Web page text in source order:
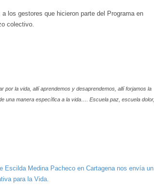
los gestores que hicieron parte del Programa en
colectivo.
por la vida, allí aprendemos y desaprendemos, allí forjamos la
una manera específica a la vida…. Escuela paz, escuela dolor,
Escilda Medina Pacheco en Cartagena nos envía un
para la Vida.